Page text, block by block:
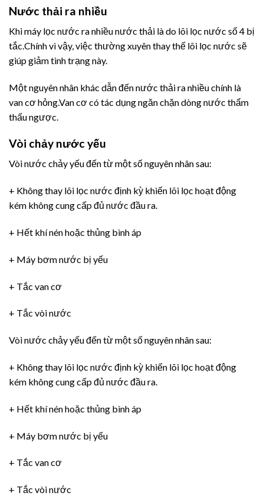
Nước thải ra nhiều
Khi máy lọc nước ra nhiều nước thải là do lõi lọc nước số 4 bị
tắc.Chính vì vậy, việc thường xuyên thay thế lõi lọc nước sẽ
giúp giảm tình trạng này.
Một nguyên nhân khác dẫn đến nước thải ra nhiều chính là
van cơ hỏng.Van cơ có tác dụng ngăn chặn dòng nước thẩm
thấu ngược.
Vòi chảy nước yếu
Vòi nước chảy yếu đến từ một số nguyên nhân sau:
+ Không thay lõi lọc nước định kỳ khiến lõi lọc hoạt động
kém không cung cấp đủ nước đầu ra.
+ Hết khí nén hoặc thủng bình áp
+ Máy bơm nước bị yếu
+ Tắc van cơ
+ Tắc vòi nước
Vòi nước chảy yếu đến từ một số nguyên nhân sau:
+ Không thay lõi lọc nước định kỳ khiến lõi lọc hoạt động
kém không cung cấp đủ nước đầu ra.
+ Hết khí nén hoặc thủng bình áp
+ Máy bơm nước bị yếu
+ Tắc van cơ
+ Tắc vòi nước